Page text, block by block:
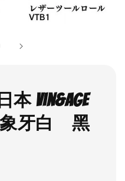
本 Vin&age
象牙白 黑